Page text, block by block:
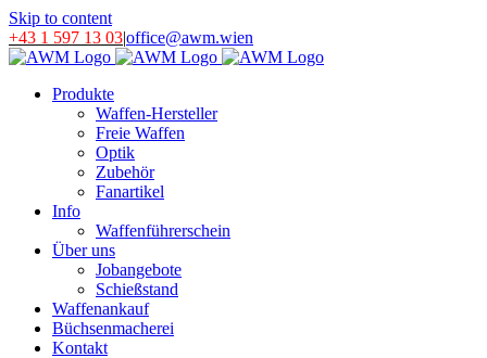
Skip to content
+43 1 597 13 03|office@awm.wien
Produkte
Waffen-Hersteller
Freie Waffen
Optik
Zubehör
Fanartikel
Info
Waffenführerschein
Über uns
Jobangebote
Schießstand
Waffenankauf
Büchsenmacherei
Kontakt